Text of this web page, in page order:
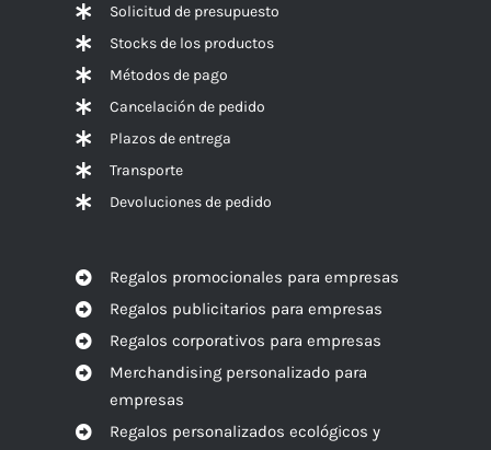
Solicitud de presupuesto
Stocks de los productos
Métodos de pago
Cancelación de pedido
Plazos de entrega
Transporte
Devoluciones de pedido
Regalos promocionales para empresas
Regalos publicitarios para empresas
Regalos corporativos para empresas
Merchandising personalizado para
empresas
Regalos personalizados ecológicos y